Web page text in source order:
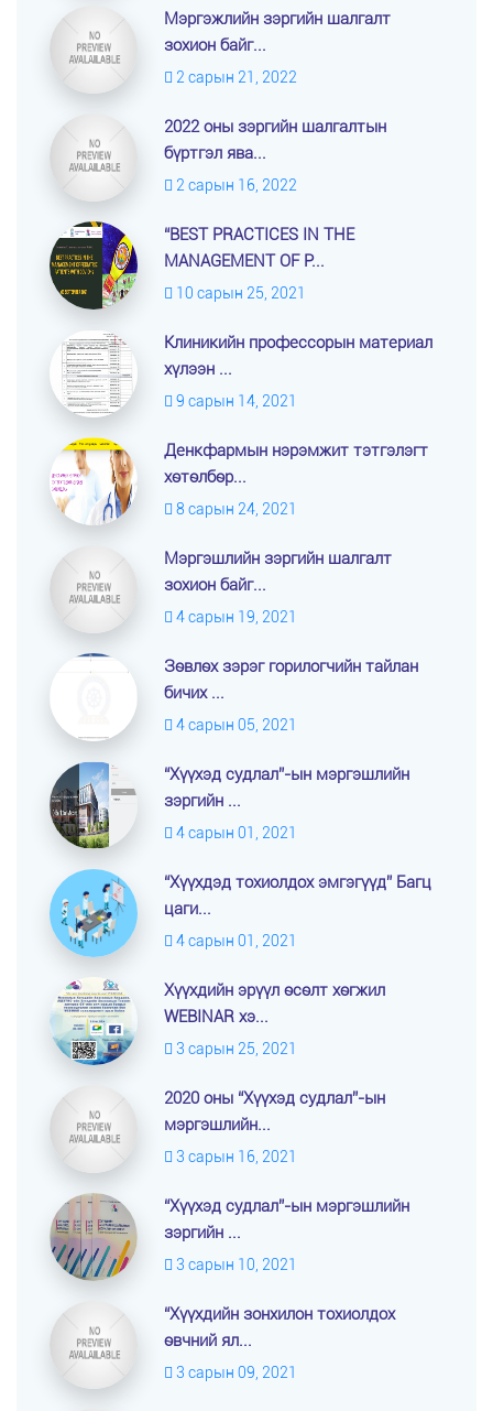
Мэргэжлийн зэргийн шалгалт
зохион байг...
2 сарын 21, 2022
2022 оны зэргийн шалгалтын
бүртгэл ява...
2 сарын 16, 2022
“BEST PRACTICES IN THE
MANAGEMENT OF P...
10 сарын 25, 2021
Клиникийн профессорын материал
хүлээн ...
9 сарын 14, 2021
Денкфармын нэрэмжит тэтгэлэгт
хөтөлбөр...
8 сарын 24, 2021
Мэргэшлийн зэргийн шалгалт
зохион байг...
4 сарын 19, 2021
Зөвлөх зэрэг горилогчийн тайлан
бичих ...
4 сарын 05, 2021
“Хүүхэд судлал”-ын мэргэшлийн
зэргийн ...
4 сарын 01, 2021
“Хүүхдэд тохиолдох эмгэгүүд” Багц
цаги...
4 сарын 01, 2021
Хүүхдийн эрүүл өсөлт хөгжил
WEBINAR хэ...
3 сарын 25, 2021
2020 оны “Хүүхэд судлал”-ын
мэргэшлийн...
3 сарын 16, 2021
“Хүүхэд судлал”-ын мэргэшлийн
зэргийн ...
3 сарын 10, 2021
“Хүүхдийн зонхилон тохиолдох
өвчний ял...
3 сарын 09, 2021